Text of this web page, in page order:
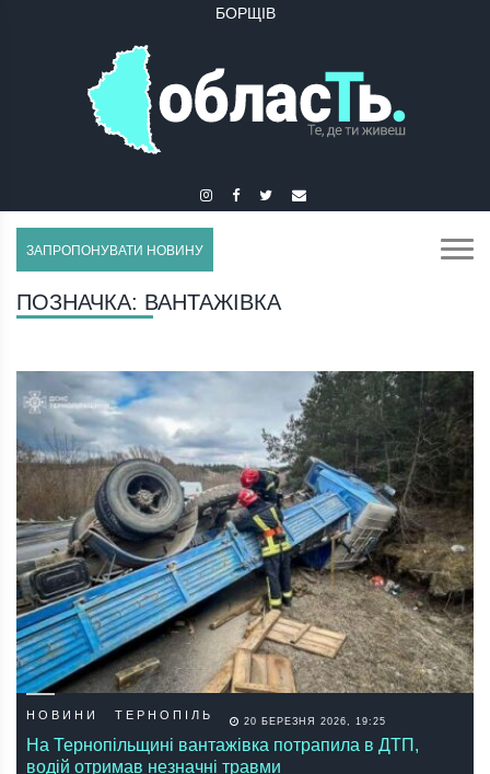
БУЧАЧ
ЗАПРОПОНУВАТИ НОВИНУ
ПОЗНАЧКА: ВАНТАЖІВКА
НОВИНИ ТЕРНОПІЛЬ 20 БЕРЕЗНЯ 2026, 19:25
На Тернопільщині вантажівка потрапила в ДТП,
водій отримав незначні травми